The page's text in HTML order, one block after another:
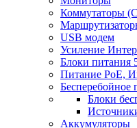
Коммутаторы
USB модем
Усиление
Блоки питания
Питание PoE,
Бесперебойное
Блоки
Аккумуляторы